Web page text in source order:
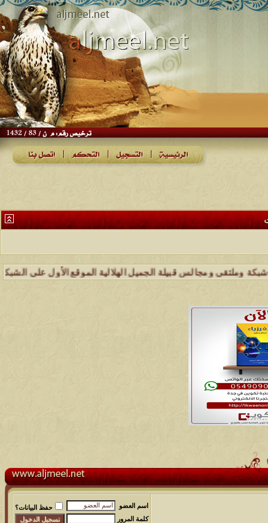
قبيلة الجميل الهلالية الموقع الأول على الشبكة
اسم العضو
حفظ البيانات؟
كلمة المرور